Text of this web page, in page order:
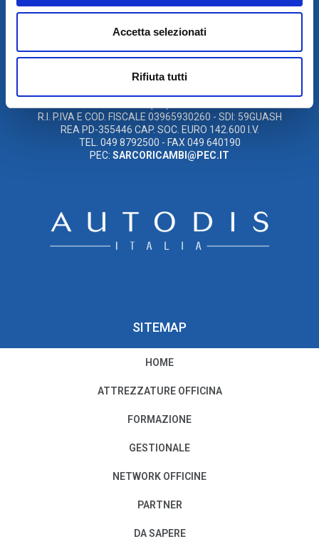
Accetta selezionati
Rifiuta tutti
È UN MARCHIO DI AUTODIS ITALIA HOLDING
AUTODIS ITALIA HOLDING SRLSARCO S.R.L. UNIPERSONALE
AUTODIS ITALIA HOLDING S.R.L
R.I. P.IVA E COD. FISCALE 03965930260 - SDI: 59GUASH
REA PD-355446 CAP. SOC. EURO 142.600 I.V.
TEL. 049 8792500 - FAX 049 640190
PEC: SARCORICAMBI@PEC.IT
SITEMAP
HOME
ATTREZZATURE OFFICINA
FORMAZIONE
GESTIONALE
NETWORK OFFICINE
PARTNER
DA SAPERE
PRIVACY E COOKIE POLICY
Cookie Policy
Il nostro Codice Etico
PER MODIFICHE O CANCELLAZIONI